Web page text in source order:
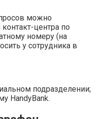
можно
центра по
номеру (на
у сотрудника в
подразделении;
HandyBank.